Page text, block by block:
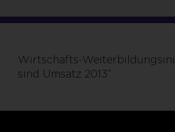
Wirtschafts-
sind Umsatz 2013“